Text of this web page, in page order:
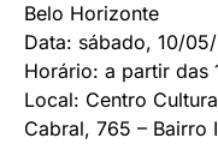
Belo Horizonte
Data: sábado, 10/
Horário: a partir das
Local: Centro
Cabral, 765 – Bairro